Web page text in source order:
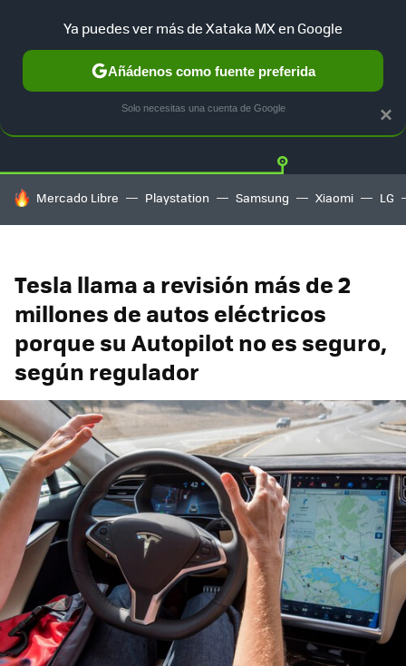
TESLA UBER AUTO ELECTRICO Twitter
HOY SE HABLA DE
Mercado Libre Playstation Samsung Xiaomi LG
Tesla llama a revisión más de 2
millones de autos eléctricos
porque su Autopilot no es seguro,
según regulador
×
Ya puedes ver más de Xataka MX en Google
Añádenos como fuente preferida
Solo necesitas una cuenta de Google